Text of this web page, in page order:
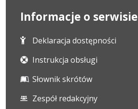
Informacje o serwisie
Deklaracja dostępności
Instrukcja obsługi
Słownik skrótów
Zespół redakcyjny